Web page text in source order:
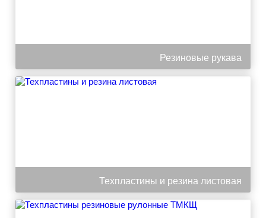
Резиновые рукава
Техпластины и резина листовая